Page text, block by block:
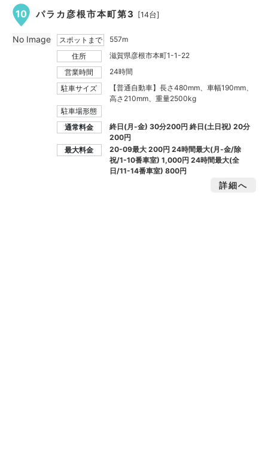
10 パラカ彦根市本町第3 [14台]
スポットまで
557m
住所
滋賀県彦根市本町1-1-22
営業時間
24時間
駐車サイズ
【普通自動車】長さ480mm、車幅190mm、
高さ210mm、重量2500kg
駐車場形態
通常料金
終日(月-金) 30分200円 終日(土日祝) 20分
200円
最大料金
20-09最大200円24時間最大(月-金/除
祝/1-10番車室)1,000円24時間最大(全
日/11-14番車室)800円
詳細へ
No Image